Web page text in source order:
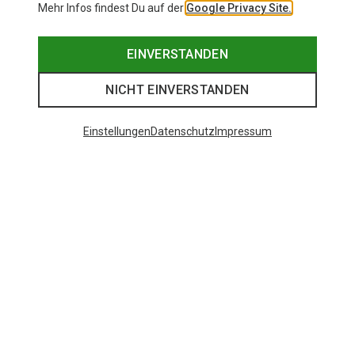
Mehr Infos findest Du auf der Google Privacy Site.
EINVERSTANDEN
NICHT EINVERSTANDEN
EinstellungenDatenschutz Impressum